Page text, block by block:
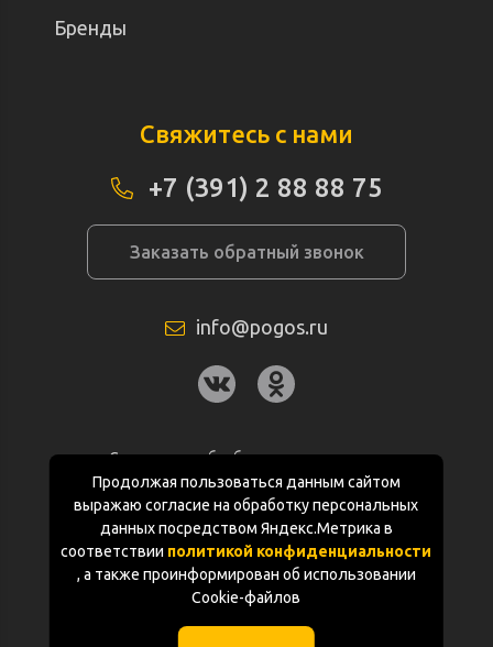
Продолжая пользоваться данным сайтом
выражаю согласие на обработку персональных
данных посредством Яндекс.Метрика в
соответствии политикой конфиденциальности
, а также проинформирован об использовании
Cookie-файлов
Бренды
Свяжитесь с нами
+7 (391) 2 88 88 75
Заказать обратный звонок
info@pogos.ru
Согласие на обработку персональных
данных
Политика конфиденциальности
Документация